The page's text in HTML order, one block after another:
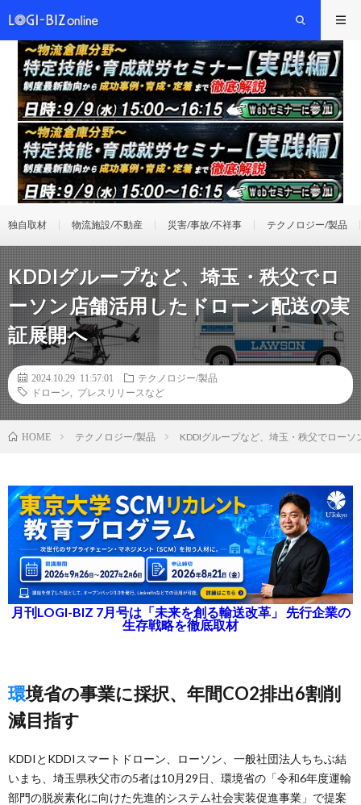
独自取材 物流施設/不動産 災害/事故/不祥事 テクノロジー/製品
KDDIグループなど、埼玉・秩父でロ
ーソン店舗活用したドローン配送の実
証展開へ
2024.10.29 11:57:01
テクノロジー/製品
ドローン
プレスリリースなど
HOME テクノロジー/製品 KDDIグループなど、埼玉・秩父でロー
月刊LOGI-BIZ 7月号は「未来を創る輸送改革」 先行企業の
生存戦略を徹底取材
環境省の事業に採択、年間CO2排出6割削
減目指す
KDDIとKDDIスマートドローン、ローソン、一般社団法人ちちぶ結
いまち、埼玉県秩父市の5者は10月29日、環境省の「令和6年度運輸
部門の脱炭素化に向けた先進的システム社会実装促進事業」で提案